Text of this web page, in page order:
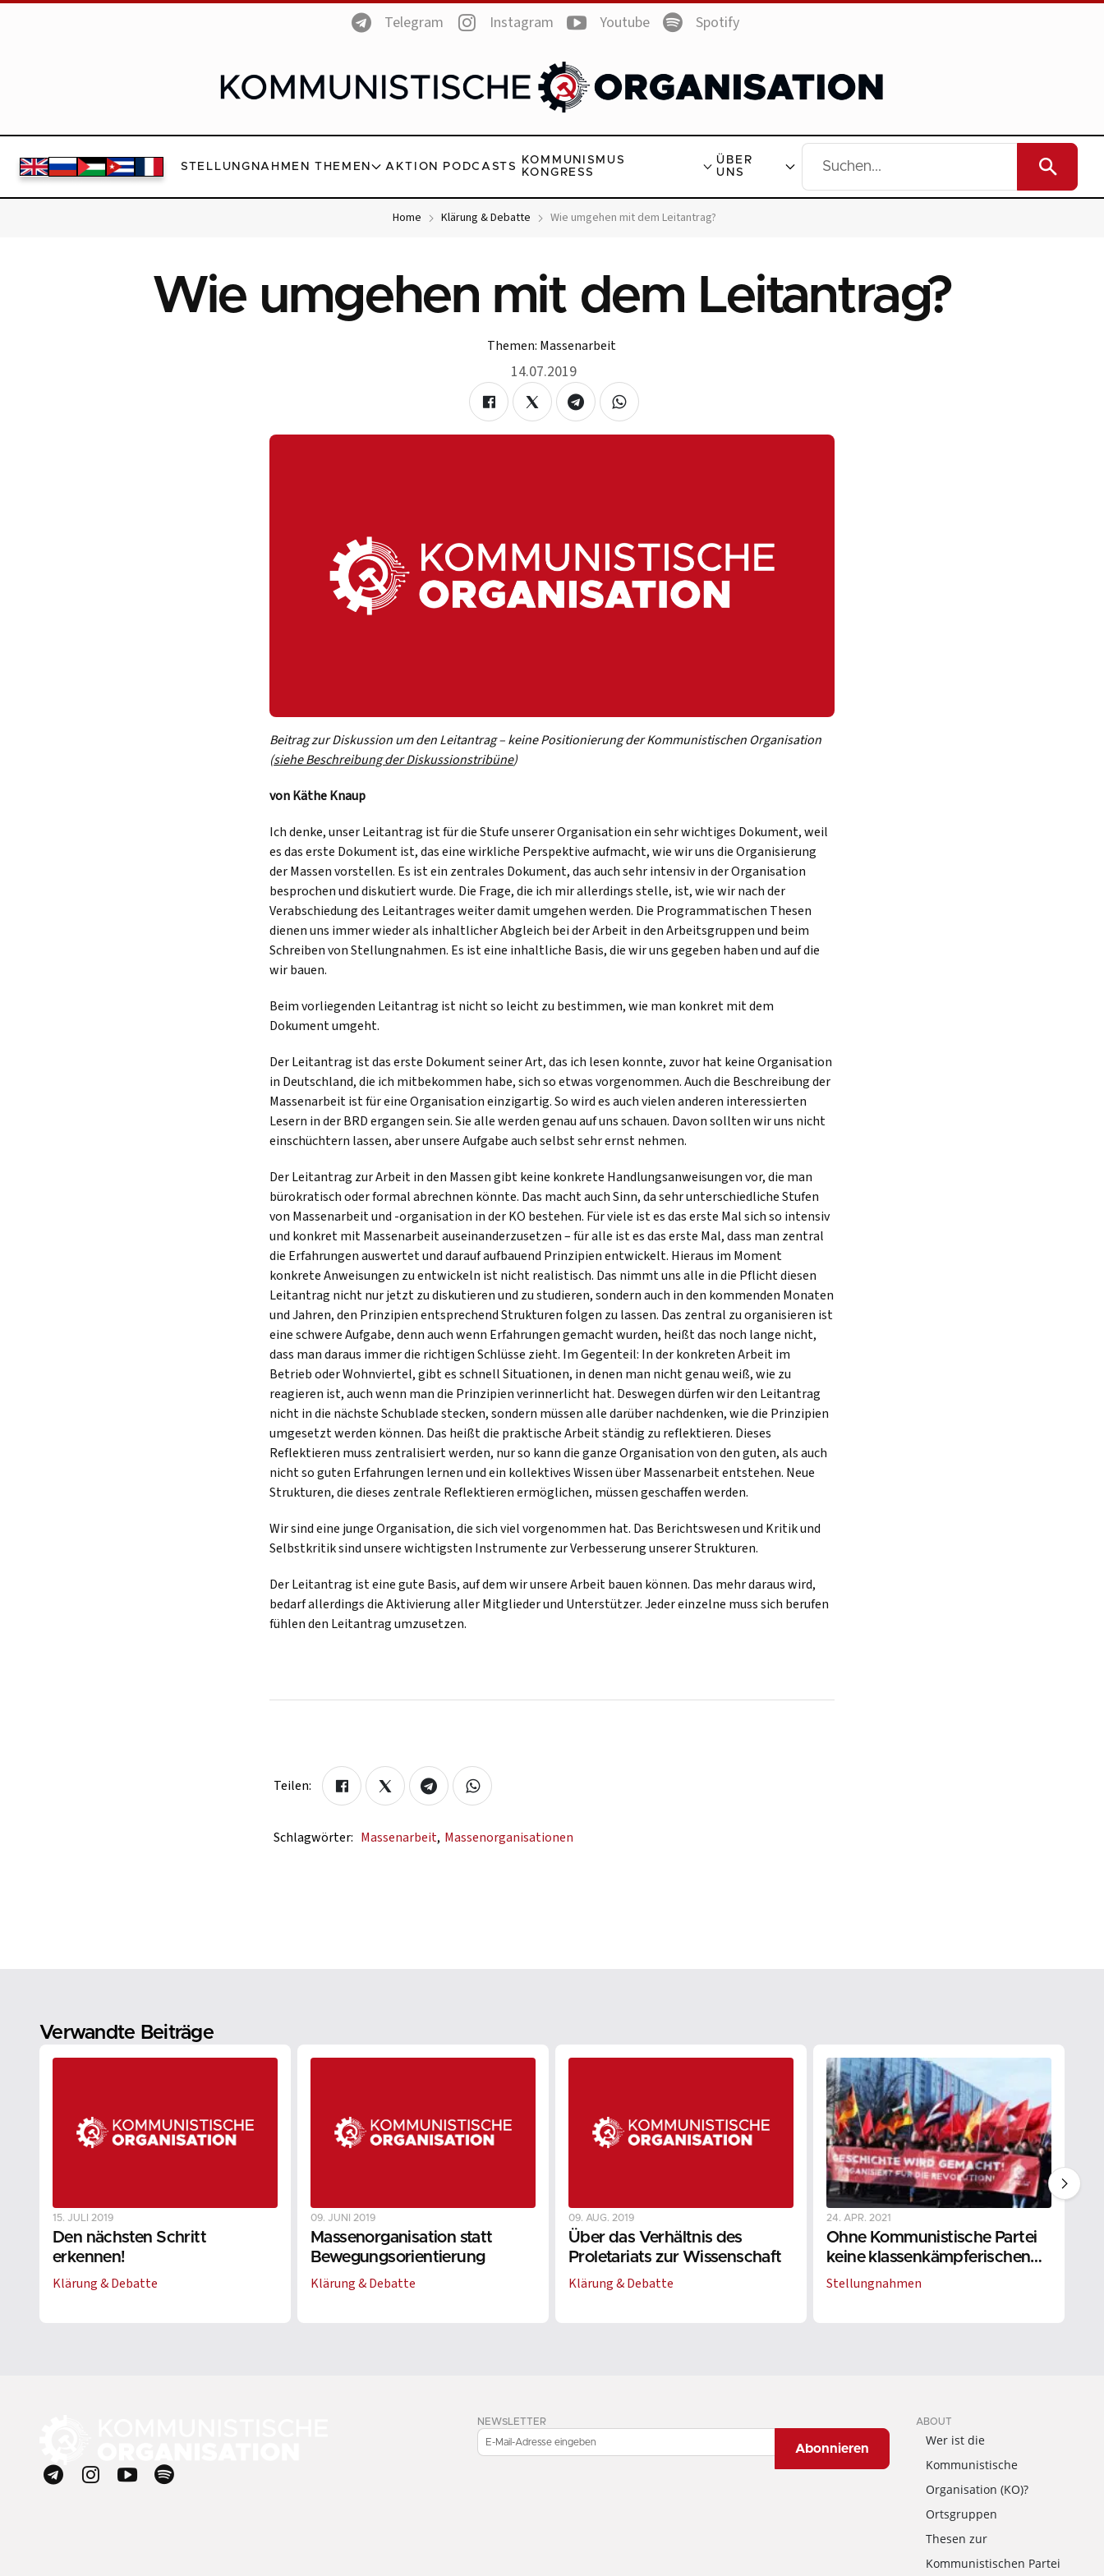
Telegram Instagram Youtube Spotify
STELLUNGNAHMEN THEMEN AKTION PODCASTS
KOMMUNISMUS
KONGRESS
ÜBER
UNS
Home Klärung & Debatte Wie umgehen mit dem Leitantrag?
Wie umgehen mit dem Leitantrag?
Themen: Massenarbeit
14.07.2019
Beitrag zur Diskussion um den Leitantrag – keine Positionierung der Kommunistischen Organisation
(siehe Beschreibung der Diskussionstribüne)
von Käthe Knaup
Ich denke, unser Leitantrag ist für die Stufe unserer Organisation ein sehr wichtiges Dokument, weil
es das erste Dokument ist, das eine wirkliche Perspektive aufmacht, wie wir uns die Organisierung
der Massen vorstellen. Es ist ein zentrales Dokument, das auch sehr intensiv in der Organisation
besprochen und diskutiert wurde. Die Frage, die ich mir allerdings stelle, ist, wie wir nach der
Verabschiedung des Leitantrages weiter damit umgehen werden. Die Programmatischen Thesen
dienen uns immer wieder als inhaltlicher Abgleich bei der Arbeit in den Arbeitsgruppen und beim
Schreiben von Stellungnahmen. Es ist eine inhaltliche Basis, die wir uns gegeben haben und auf die
wir bauen.
Beim vorliegenden Leitantrag ist nicht so leicht zu bestimmen, wie man konkret mit dem
Dokument umgeht.
Der Leitantrag ist das erste Dokument seiner Art, das ich lesen konnte, zuvor hat keine Organisation
in Deutschland, die ich mitbekommen habe, sich so etwas vorgenommen. Auch die Beschreibung der
Massenarbeit ist für eine Organisation einzigartig. So wird es auch vielen anderen interessierten
Lesern in der BRD ergangen sein. Sie alle werden genau auf uns schauen. Davon sollten wir uns nicht
einschüchtern lassen, aber unsere Aufgabe auch selbst sehr ernst nehmen.
Der Leitantrag zur Arbeit in den Massen gibt keine konkrete Handlungsanweisungen vor, die man
bürokratisch oder formal abrechnen könnte. Das macht auch Sinn, da sehr unterschiedliche Stufen
von Massenarbeit und -organisation in der KO bestehen. Für viele ist es das erste Mal sich so intensiv
und konkret mit Massenarbeit auseinanderzusetzen – für alle ist es das erste Mal, dass man zentral
die Erfahrungen auswertet und darauf aufbauend Prinzipien entwickelt. Hieraus im Moment
konkrete Anweisungen zu entwickeln ist nicht realistisch. Das nimmt uns alle in die Pflicht diesen
Leitantrag nicht nur jetzt zu diskutieren und zu studieren, sondern auch in den kommenden Monaten
und Jahren, den Prinzipien entsprechend Strukturen folgen zu lassen. Das zentral zu organisieren ist
eine schwere Aufgabe, denn auch wenn Erfahrungen gemacht wurden, heißt das noch lange nicht,
dass man daraus immer die richtigen Schlüsse zieht. Im Gegenteil: In der konkreten Arbeit im
Betrieb oder Wohnviertel, gibt es schnell Situationen, in denen man nicht genau weiß, wie zu
reagieren ist, auch wenn man die Prinzipien verinnerlicht hat. Deswegen dürfen wir den Leitantrag
nicht in die nächste Schublade stecken, sondern müssen alle darüber nachdenken, wie die Prinzipien
umgesetzt werden können. Das heißt die praktische Arbeit ständig zu reflektieren. Dieses
Reflektieren muss zentralisiert werden, nur so kann die ganze Organisation von den guten, als auch
nicht so guten Erfahrungen lernen und ein kollektives Wissen über Massenarbeit entstehen. Neue
Strukturen, die dieses zentrale Reflektieren ermöglichen, müssen geschaffen werden.
Wir sind eine junge Organisation, die sich viel vorgenommen hat. Das Berichtswesen und Kritik und
Selbstkritik sind unsere wichtigsten Instrumente zur Verbesserung unserer Strukturen.
Der Leitantrag ist eine gute Basis, auf dem wir unsere Arbeit bauen können. Das mehr daraus wird,
bedarf allerdings die Aktivierung aller Mitglieder und Unterstützer. Jeder einzelne muss sich berufen
fühlen den Leitantrag umzusetzen.
Teilen:
Schlagwörter: Massenarbeit, Massenorganisationen
Verwandte Beiträge
15. JULI 2019
Den nächsten Schritt
erkennen!
Klärung & Debatte
09. JUNI 2019
Massenorganisation statt
Bewegungsorientierung
Klärung & Debatte
09. AUG. 2019
Über das Verhältnis des
Proletariats zur Wissenschaft
Klärung & Debatte
24. APR. 2021
Ohne Kommunistische Partei
keine klassenkämpferischen
Gewerkschaften
Stellungnahmen
NEWSLETTER
Abonnieren
ABOUT
Wer ist die
Kommunistische
Organisation (KO)?
Ortsgruppen
Thesen zur
Kommunistischen Partei